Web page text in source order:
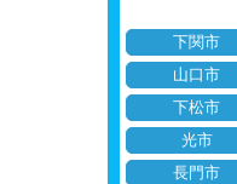
下関市
山口市
下松市
光市
長門市